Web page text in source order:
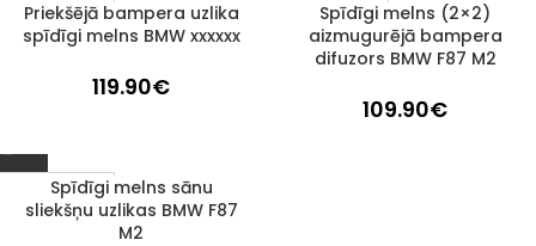
1–3 d. d.
Priekšējā bampera uzlika
spīdīgi melns BMW xxxxxx
119.90€
1–3 d. d.
Spīdīgi melns (2×2)
aizmugurējā bampera
difuzors BMW F87 M2
109.90€
1–3 d. d.
Spīdīgi melns sānu
sliekšņu uzlikas BMW F87
M2